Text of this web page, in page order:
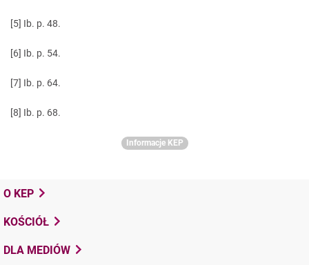
[5] Ib. p. 48.
[6] Ib. p. 54.
[7] Ib. p. 64.
[8] Ib. p. 68.
Informacje KEP
O KEP
KOŚCIÓŁ
DLA MEDIÓW